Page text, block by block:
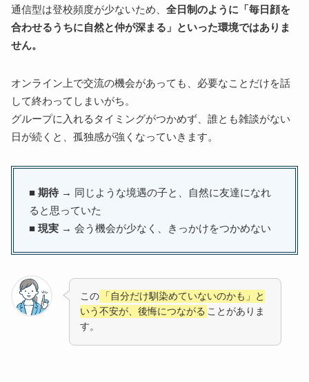
通信型は登校頻度が少ないため、全日制のように「毎日顔を
合わせるうちに自然と仲が深まる」といった環境ではありま
せん。
オンライン上で交流の機会があっても、必要なことだけを話
して終わってしまいがち。
グループに入れるタイミングがつかめず、誰とも雑談がない
日が続くと、孤独感が強くなっていきます。
■ 期待→ 同じような境遇の子と、自然に友達になれ
ると思っていた
■ 現実→ 会う機会が少なく、きっかけをつかめない
この
「自分だけ馴染めていないのかも」と
いう不安が、後悔につながる ことがありま
す。